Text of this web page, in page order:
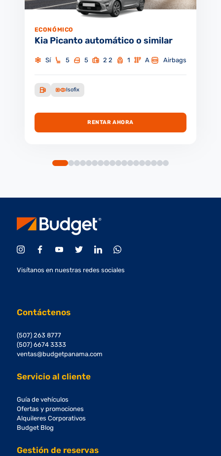
ECONÓMICO
Kia Picanto automático o similar
Sí 5 5 2 2 1 A Airbags
Isofix
RENTAR AHORA
Visítanos en nuestras redes sociales
Contáctenos
(507) 263 8777
(507) 6674 3333
ventas@budgetpanama.com
Servicio al cliente
Guía de vehículos
Ofertas y promociones
Alquileres Corporativos
Budget Blog
Gestión de reservas